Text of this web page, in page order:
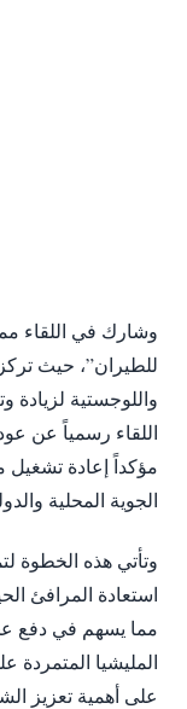
وشارك في اللقاء
للطيران”، حيث
واللوجستية لزيادة
اللقاء رسمياً عن
مؤكداً إعادة تشغيل
الجوية المحلية
وتأتي هذه الخطوة
استعادة المرافئ
مما يسهم في دفع
المليشيا المتمردة
على أهمية تعزيز